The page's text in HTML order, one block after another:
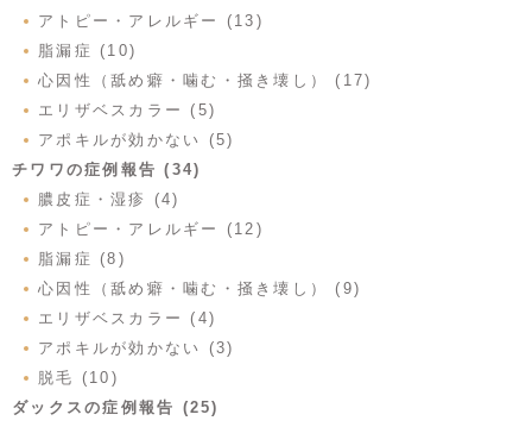
アトピー・アレルギー (13)
脂漏症 (10)
心因性（舐め癖・噛む・掻き壊し） (17)
エリザベスカラー (5)
アポキルが効かない (5)
チワワの症例報告 (34)
膿皮症・湿疹 (4)
アトピー・アレルギー (12)
脂漏症 (8)
心因性（舐め癖・噛む・掻き壊し） (9)
エリザベスカラー (4)
アポキルが効かない (3)
脱毛 (10)
ダックスの症例報告 (25)